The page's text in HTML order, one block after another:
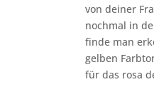
von deiner
nochmal in
finde man
gelben
für das rosa